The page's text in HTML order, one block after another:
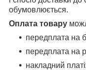
обумовлюється.
Оплата товару
передплата на
передплата на
накладний